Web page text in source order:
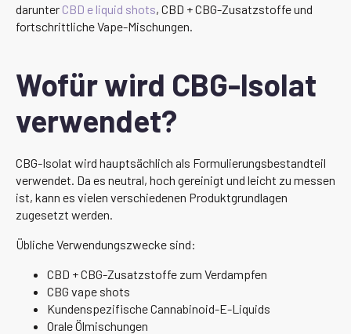
darunter CBD e liquid shots, CBD + CBG-Zusatzstoffe und
fortschrittliche Vape-Mischungen.
Wofür wird CBG-Isolat
verwendet?
CBG-Isolat wird hauptsächlich als Formulierungsbestandteil
verwendet. Da es neutral, hoch gereinigt und leicht zu messen
ist, kann es vielen verschiedenen Produktgrundlagen
zugesetzt werden.
Übliche Verwendungszwecke sind:
CBD + CBG-Zusatzstoffe zum Verdampfen
CBG vape shots
Kundenspezifische Cannabinoid-E-Liquids
Orale Ölmischungen